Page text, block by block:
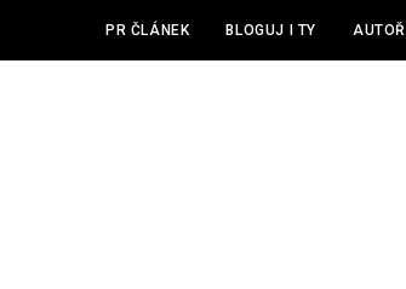
PR ČLÁNEK BLOGUJ I TY AUTOŘI